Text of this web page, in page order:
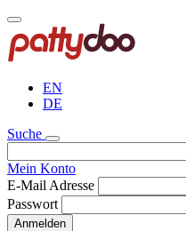
Direkt
zum
Inhalt
EN
DE
Suche
Mein Konto
E-Mail Adresse
Passwort
Anmelden